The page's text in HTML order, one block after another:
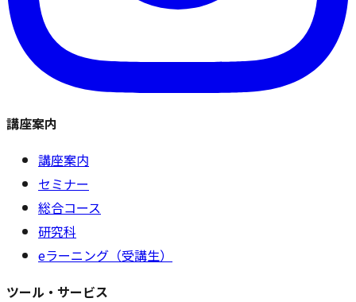
講座案内
講座案内
セミナー
総合コース
研究科
eラーニング（受講生）
ツール・サービス